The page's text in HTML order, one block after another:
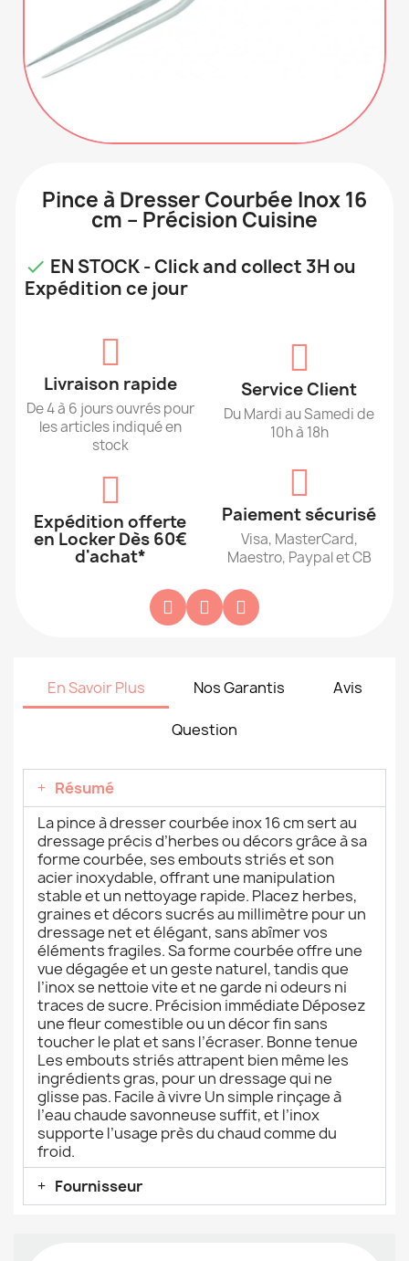
Pince à Dresser Courbée Inox 16
cm – Précision Cuisine
 EN STOCK - Click and collect 3H ou
Expédition ce jour
Livraison rapide
De 4 à 6 jours ouvrés pour
les articles indiqué en
stock
Expédition offerte
en Locker Dès 60€
d'achat*
Service Client
Du Mardi au Samedi de
10h à 18h
Paiement sécurisé
Visa, MasterCard,
Maestro, Paypal et CB
En Savoir Plus Nos Garantis Avis
Question
Résumé
La pince à dresser courbée inox 16 cm sert au
dressage précis d’herbes ou décors grâce à sa
forme courbée, ses embouts striés et son
acier inoxydable, offrant une manipulation
stable et un nettoyage rapide. Placez herbes,
graines et décors sucrés au millimètre pour un
dressage net et élégant, sans abîmer vos
éléments fragiles. Sa forme courbée offre une
vue dégagée et un geste naturel, tandis que
l’inox se nettoie vite et ne garde ni odeurs ni
traces de sucre. Précision immédiate Déposez
une fleur comestible ou un décor fin sans
toucher le plat et sans l’écraser. Bonne tenue
Les embouts striés attrapent bien même les
ingrédients gras, pour un dressage qui ne
glisse pas. Facile à vivre Un simple rinçage à
l’eau chaude savonneuse suffit, et l’inox
supporte l’usage près du chaud comme du
froid.
Fournisseur